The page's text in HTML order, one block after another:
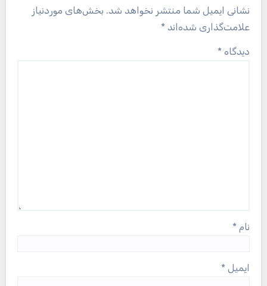
نشانی ایمیل شما منتشر نخواهد شد. بخش‌های موردنیاز
علامت‌گذاری شده‌اند *
دیدگاه *
نام *
ایمیل *